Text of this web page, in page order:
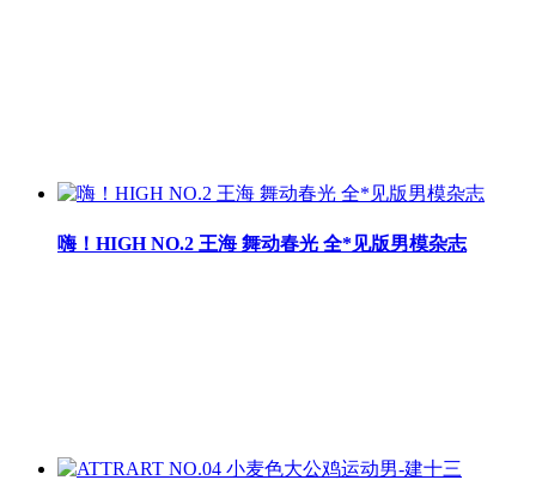
嗨！HIGH NO.2 王海 舞动春光 全*见版男模杂志